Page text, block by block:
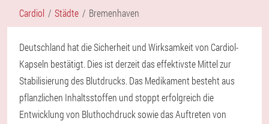
Cardiol Städte Bremenhaven
Deutschland hat die Sicherheit und Wirksamkeit von Cardiol-
Kapseln bestätigt. Dies ist derzeit das effektivste Mittel zur
Stabilisierung des Blutdrucks. Das Medikament besteht aus
pflanzlichen Inhaltsstoffen und stoppt erfolgreich die
Entwicklung von Bluthochdruck sowie das Auftreten von